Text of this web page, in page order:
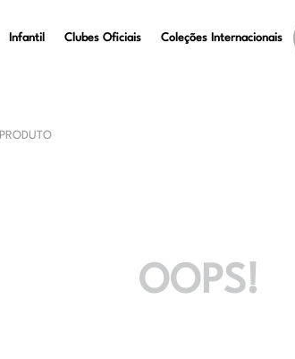
Infantil Clubes Oficiais Coleções Internacionais
PRODUTO
OOPS!